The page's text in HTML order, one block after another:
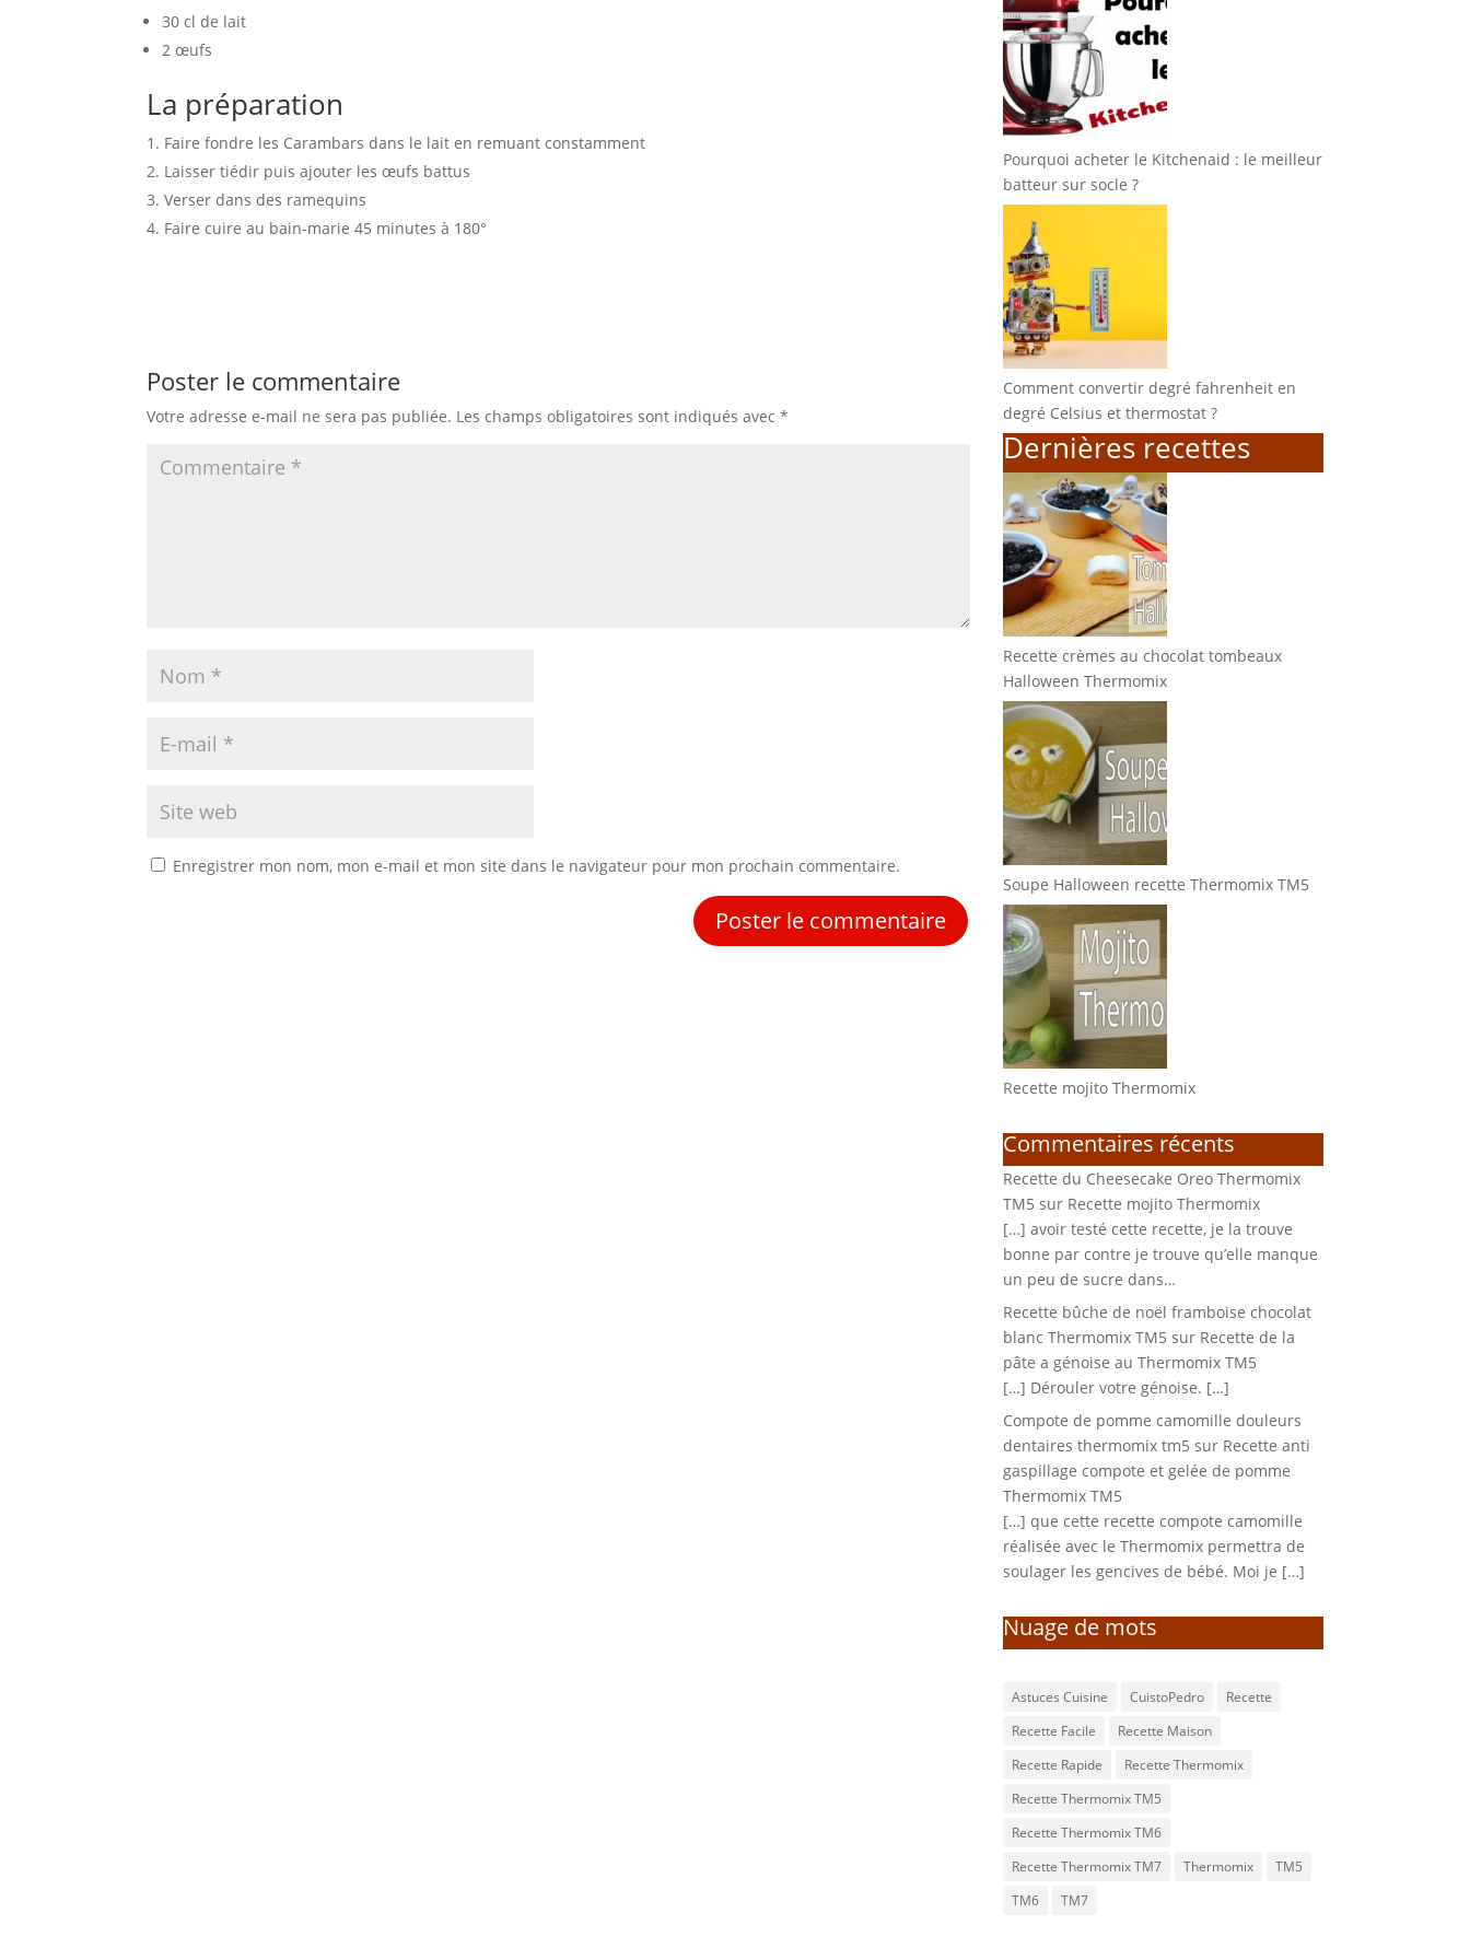
30 cl de lait
2 œufs
La préparation
Faire fondre les Carambars dans le lait en remuant constamment
Laisser tiédir puis ajouter les œufs battus
Verser dans des ramequins
Faire cuire au bain-marie 45 minutes à 180°
Poster le commentaire
Votre adresse e-mail ne sera pas publiée. Les champs obligatoires sont indiqués avec*
Enregistrer mon nom, mon e-mail et mon site dans le navigateur pour mon prochain commentaire.
Pourquoi acheter le Kitchenaid : le meilleur
batteur sur socle ?
Comment convertir degré fahrenheit en
degré Celsius et thermostat ?
Dernières recettes
Recette crèmes au chocolat tombeaux
Halloween Thermomix
Soupe Halloween recette Thermomix TM5
Recette mojito Thermomix
Commentaires récents
Recette du Cheesecake Oreo Thermomix
TM5 sur Recette mojito Thermomix
[…] avoir testé cette recette, je la trouve
bonne par contre je trouve qu’elle manque
un peu de sucre dans…
Recette bûche de noël framboise chocolat
blanc Thermomix TM5 sur Recette de la
pâte a génoise au Thermomix TM5
[…] Dérouler votre génoise. […]
Compote de pomme camomille douleurs
dentaires thermomix tm5 sur Recette anti
gaspillage compote et gelée de pomme
Thermomix TM5
[…] que cette recette compote camomille
réalisée avec le Thermomix permettra de
soulager les gencives de bébé. Moi je […]
Nuage de mots
Astuces Cuisine CuistoPedro
Recette
Recette Facile
Recette Maison
Recette Rapide
Recette Thermomix
Recette Thermomix TM5
Recette Thermomix TM6
Recette Thermomix TM7
Thermomix
TM5
TM6
TM7